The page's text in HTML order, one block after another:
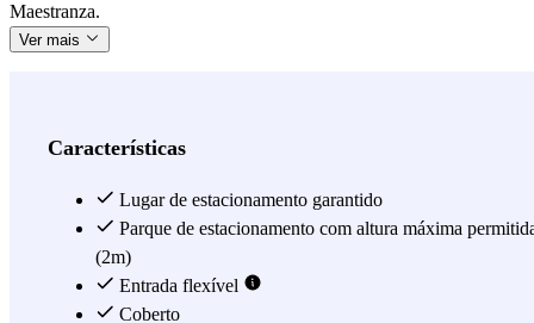
Maestranza.
Ver mais
Características
Lugar de estacionamento garantido
Parque de estacionamento com altura máxima
(2m)
Entrada flexível
Coberto